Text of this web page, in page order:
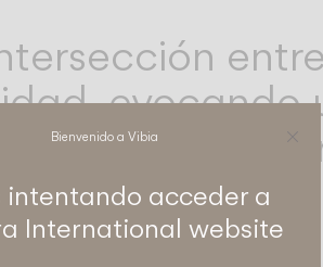
y una
Bienvenido a Vibia
intentando acceder a
International website